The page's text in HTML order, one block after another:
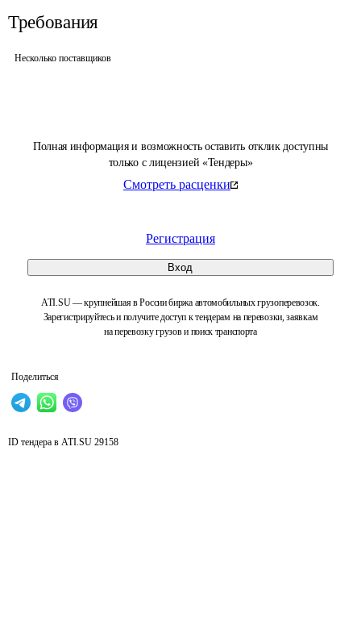
Полная информация и возможность оставить отклик доступны
только с лицензией «Тендеры»
Смотреть расценки
Регистрация
Вход
ATI.SU — крупнейшая в России биржа автомобильных грузоперевозок.
Зарегистрируйтесь и получите доступ к тендерам на перевозки, заявкам
на перевозку грузов и поиск транспорта
Поделиться
Требования
Несколько поставщиков
ID тендера в ATI.SU 29158